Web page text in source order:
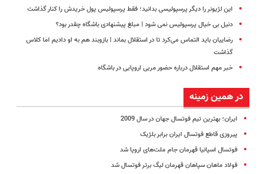
این لژیونر را دیگر پرسپولیسی بدانید؛ فقط پرسپولیس پول خریدش را کنار گذاشت
دنیل بی خیال پرسپولیس نمی شود | مبلغ پیشنهادی باشگاه چقدر بود؟
رضاییان باید التماس می‌کرد تا در استقلال بماند | بازوبند هم به او دادیم اما کلاس
گذاشت
خبر مهم استقلال درباره حضور مربی اروپایی در باشگاه
در همین زمینه
ایران؛ بهترین تیم فوتسال جهان در سال 2009
پیروزی قاطع فوتسال ایران برابر بلژیک
فوتسال اسپانیا قهرمان جام ملت‌های اروپا شد
فولاد ماهان سپاهان قهرمان لیگ برتر فوتسال شد